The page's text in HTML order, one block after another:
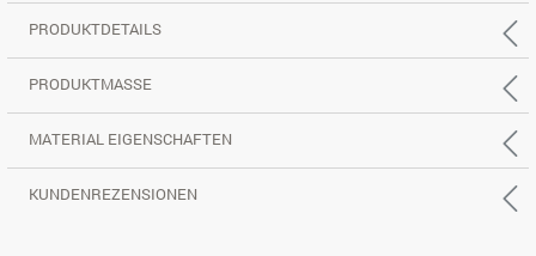
PRODUKTDETAILS
PRODUKTMASSE
MATERIAL EIGENSCHAFTEN
KUNDENREZENSIONEN